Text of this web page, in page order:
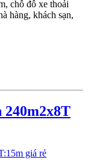
chỗ đỗ xe thoải
hàng, khách sạn,